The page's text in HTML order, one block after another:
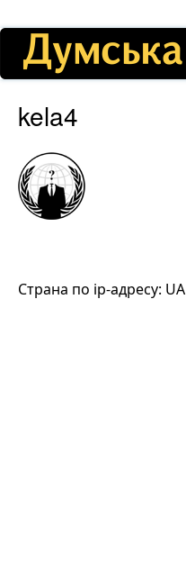
kela4
Страна по ip-адресу: UA